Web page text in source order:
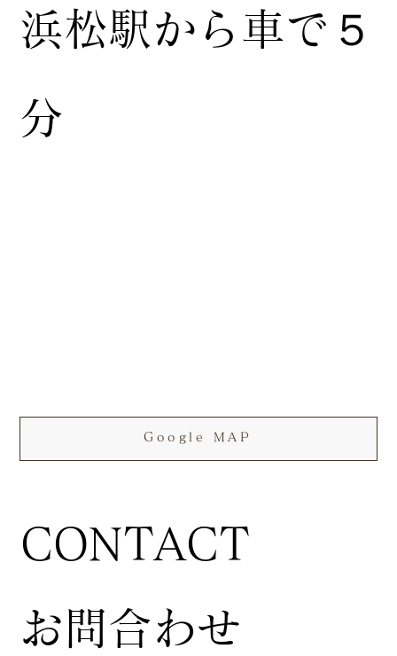
お問合わせ
浜松駅から車で５
分
Google MAP
CONTACT